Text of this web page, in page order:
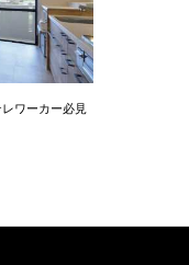
ワーカー必見